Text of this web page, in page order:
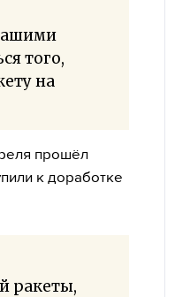
того,
на
прошёл
к доработке
ракеты,